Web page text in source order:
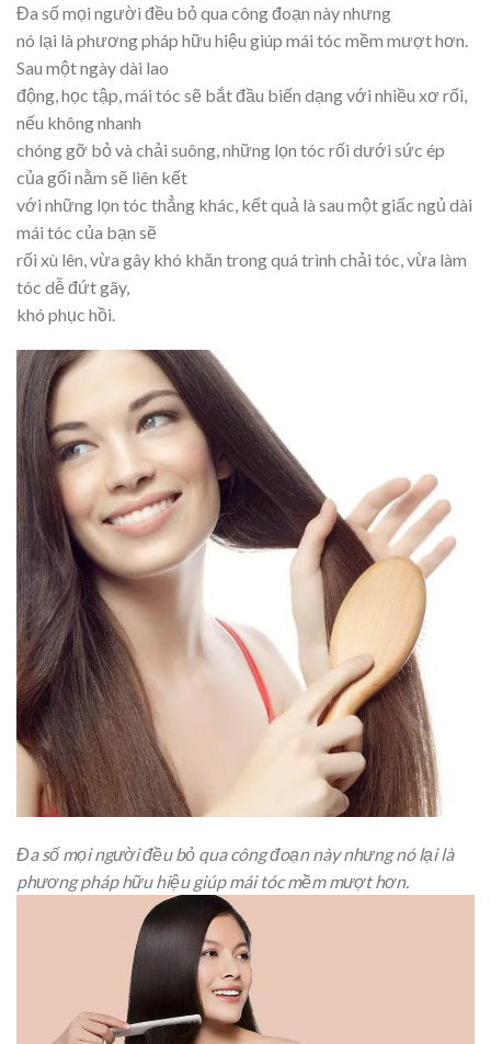
Đa số mọi người đều bỏ qua công đoạn này nhưng
nó lại là phương pháp hữu hiệu giúp mái tóc mềm mượt hơn.
Sau một ngày dài lao
động, học tập, mái tóc sẽ bắt đầu biến dạng với nhiều xơ rối,
nếu không nhanh
chóng gỡ bỏ và chải suông, những lọn tóc rối dưới sức ép
của gối nằm sẽ liên kết
với những lọn tóc thẳng khác, kết quả là sau một giấc ngủ dài
mái tóc của bạn sẽ
rối xù lên, vừa gây khó khăn trong quá trình chải tóc, vừa làm
tóc dễ đứt gãy,
khó phục hồi.
Đa số mọi người đều bỏ qua công đoạn này nhưng nó lại là
phương pháp hữu hiệu giúp mái tóc mềm mượt hơn.